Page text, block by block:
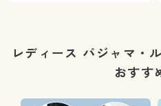
レディース パジャマ・
おすす